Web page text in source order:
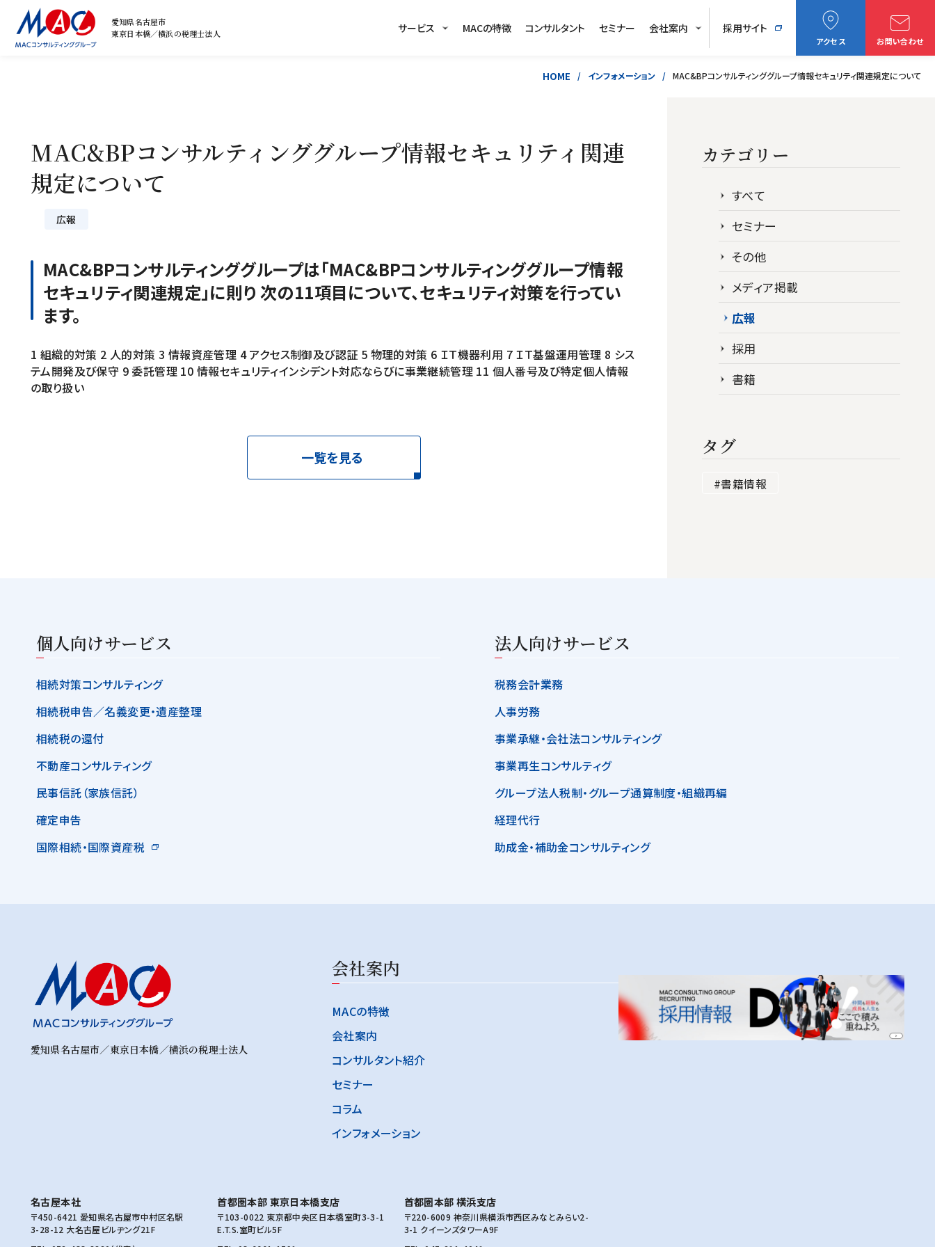
愛知県名古屋市
東京日本橋／横浜の税理士法人
サービス MACの特徴 コンサルタント セミナー 会社案内 採用サイト
アクセス お問い合わせ
HOME インフォメーション MAC&BPコンサルティンググループ情報セキュリティ関連規定について
MAC&BPコンサルティンググループ情報セキュリティ関連
規定について
広報
MAC&BPコンサルティンググループは「MAC&BPコンサルティンググループ情報
セキュリティ関連規定」に則り 次の11項目について、セキュリティ対策を行ってい
ます。
1 組織的対策 2 人的対策 3 情報資産管理 4 アクセス制御及び認証 5 物理的対策 6 ＩＴ機器利用 7 ＩＴ基盤運用管理 8 シス
テム開発及び保守 9 委託管理 10 情報セキュリティインシデント対応ならびに事業継続管理 11 個人番号及び特定個人情報
の取り扱い
一覧を見る
カテゴリー
すべて
セミナー
その他
メディア掲載
広報
採用
書籍
タグ
#書籍情報
個人向けサービス
相続対策コンサルティング
相続税申告／名義変更・遺産整理
相続税の還付
不動産コンサルティング
民事信託（家族信託）
確定申告
国際相続・国際資産税
法人向けサービス
税務会計業務
人事労務
事業承継・会社法コンサルティング
事業再生コンサルティグ
グループ法人税制・グループ通算制度・組織再編
経理代行
助成金・補助金コンサルティング
愛知県名古屋市／東京日本橋／横浜の税理士法人
会社案内
MACの特徴
会社案内
コンサルタント紹介
セミナー
コラム
インフォメーション
名古屋本社
〒450-6421 愛知県名古屋市中村区名駅
3-28-12 大名古屋ビルヂング21F
首都圏本部 東京日本橋支店
〒103-0022 東京都中央区日本橋室町3-3-1
E.T.S.室町ビル5F
首都圏本部 横浜支店
〒220-6009 神奈川県横浜市西区みなとみらい2-
3-1 クイーンズタワーA9F